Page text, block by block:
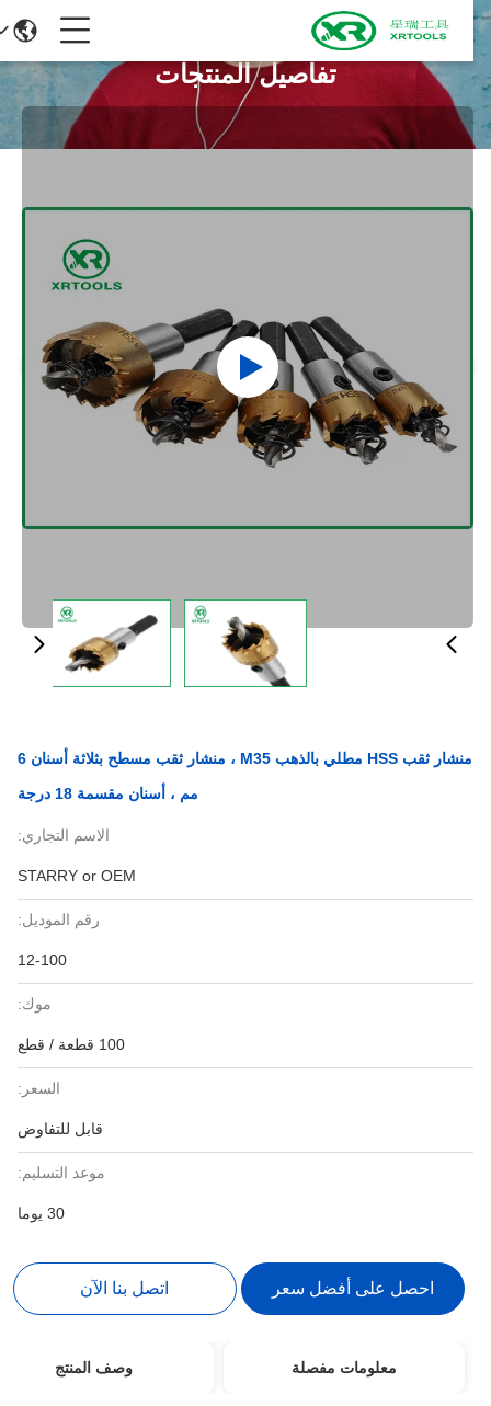
تفاصيل المنتجات
منشار ثقب HSS مطلي بالذهب M35 ، منشار ثقب مسطح بثلاثة أسنان 6
مم ، أسنان مقسمة 18 درجة
الاسم التجاري:
STARRY or OEM
رقم الموديل:
12-100
موك:
100 قطعة / قطع
السعر:
قابل للتفاوض
موعد التسليم:
30 يوما
احصل على أفضل سعر اتصل بنا الآن
معلومات مفصلة وصف المنتج